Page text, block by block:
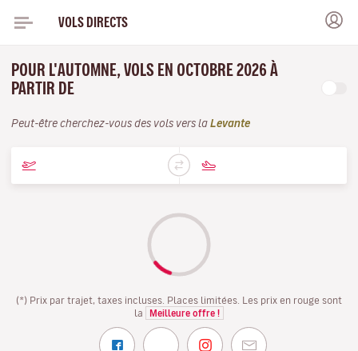
VOLS DIRECTS
POUR L'AUTOMNE, VOLS EN OCTOBRE 2026 À
PARTIR DE
Peut-être cherchez-vous des vols vers la Levante
(*) Prix par trajet, taxes incluses. Places limitées. Les prix en rouge sont
la
Meilleure offre !